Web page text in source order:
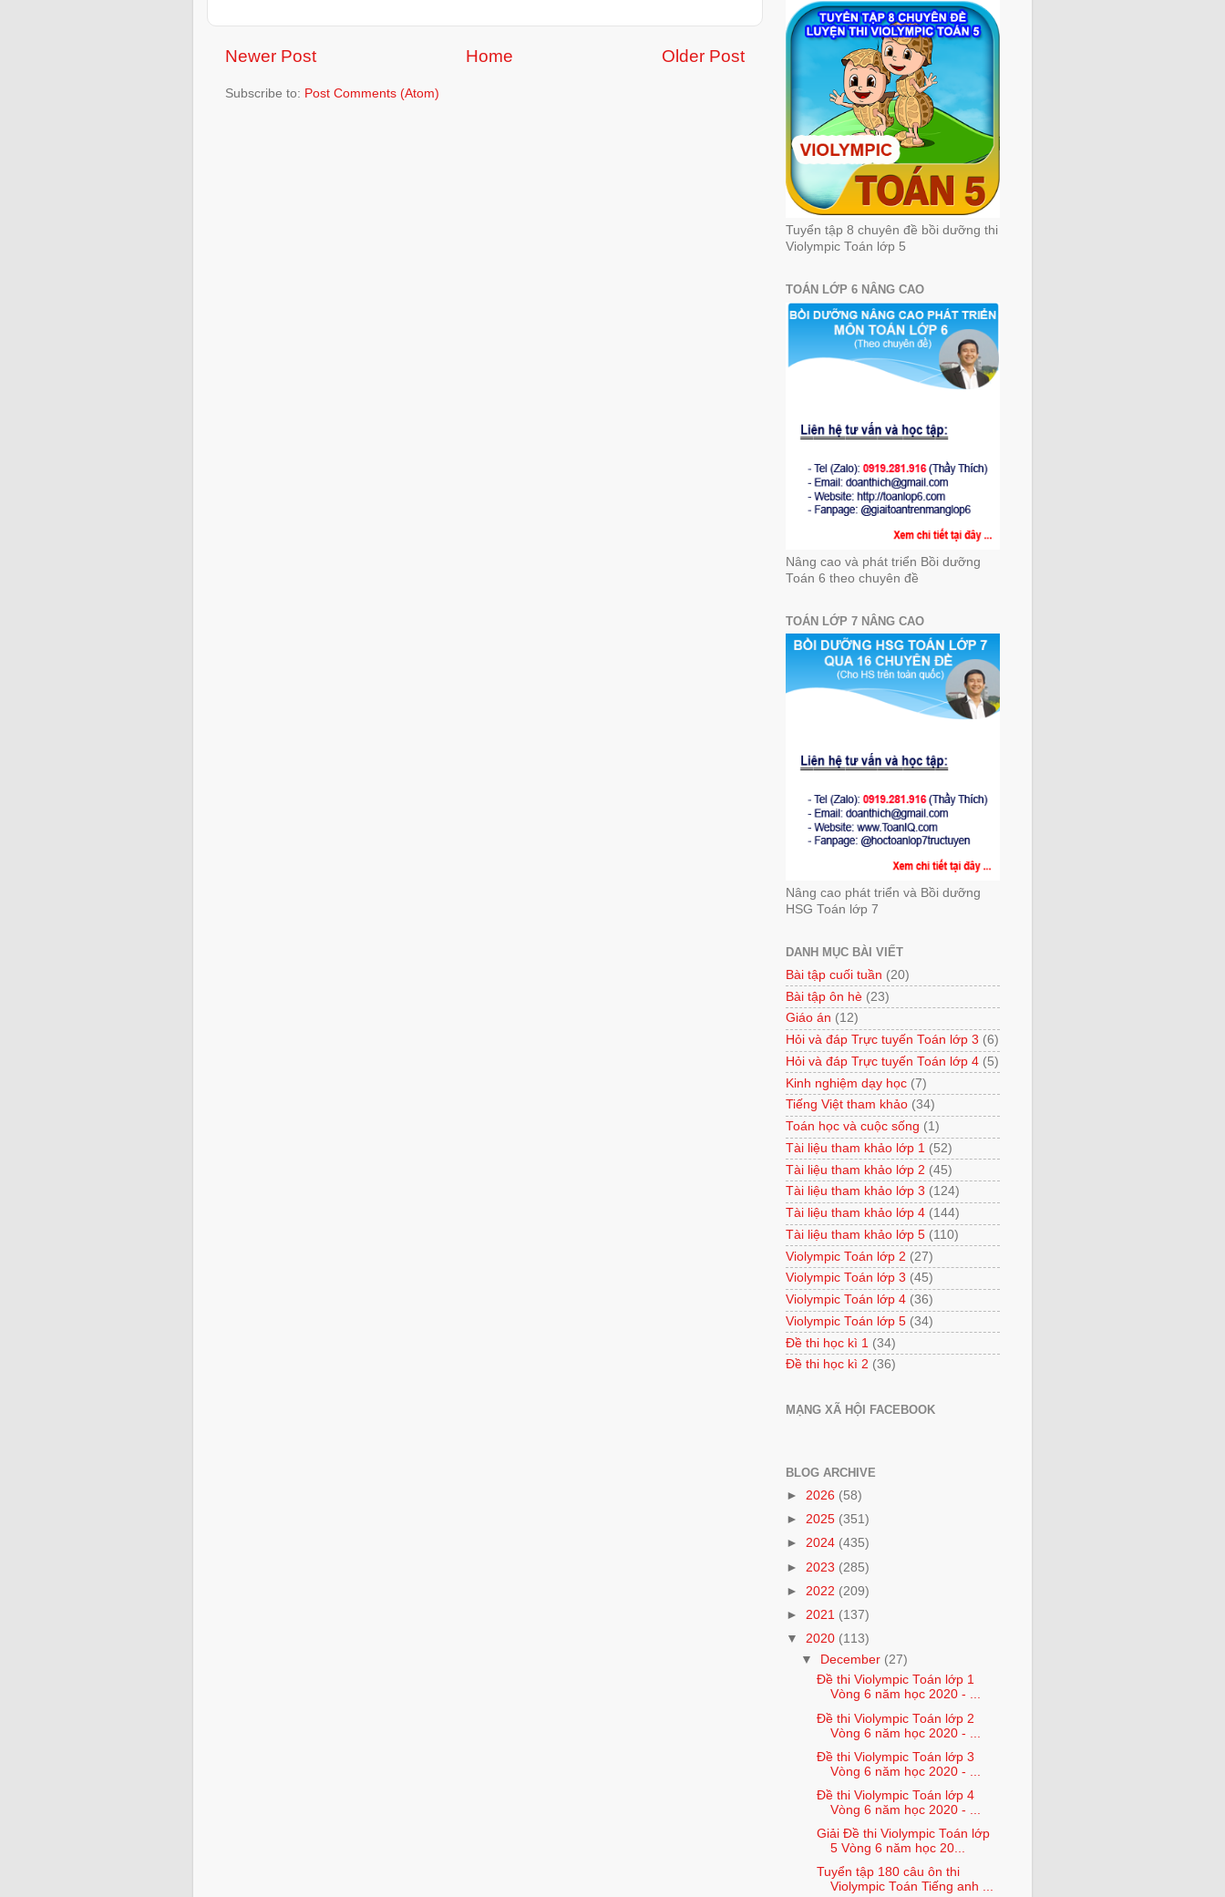
Newer Post Older Post
Home
Subscribe to: Post Comments (Atom)
Tuyển tập 8 chuyên đề bồi dưỡng thi
Violympic Toán lớp 5
TOÁN LỚP 6 NÂNG CAO
Nâng cao và phát triển Bồi dưỡng
Toán 6 theo chuyên đề
TOÁN LỚP 7 NÂNG CAO
Nâng cao phát triển và Bồi dưỡng
HSG Toán lớp 7
DANH MỤC BÀI VIẾT
Bài tập cuối tuần (20)
Bài tập ôn hè (23)
Giáo án (12)
Hỏi và đáp Trực tuyến Toán lớp 3 (6)
Hỏi và đáp Trực tuyến Toán lớp 4 (5)
Kinh nghiệm dạy học (7)
Tiếng Việt tham khảo (34)
Toán học và cuộc sống (1)
Tài liệu tham khảo lớp 1 (52)
Tài liệu tham khảo lớp 2 (45)
Tài liệu tham khảo lớp 3 (124)
Tài liệu tham khảo lớp 4 (144)
Tài liệu tham khảo lớp 5 (110)
Violympic Toán lớp 2 (27)
Violympic Toán lớp 3 (45)
Violympic Toán lớp 4 (36)
Violympic Toán lớp 5 (34)
Đề thi học kì 1 (34)
Đề thi học kì 2 (36)
MẠNG XÃ HỘI FACEBOOK
BLOG ARCHIVE
► 2026 (58)
► 2025 (351)
► 2024 (435)
► 2023 (285)
► 2022 (209)
► 2021 (137)
▼ 2020 (113)
▼ December (27)
Đề thi Violympic Toán lớp 1
Vòng 6 năm học 2020 - ...
Đề thi Violympic Toán lớp 2
Vòng 6 năm học 2020 - ...
Đề thi Violympic Toán lớp 3
Vòng 6 năm học 2020 - ...
Đề thi Violympic Toán lớp 4
Vòng 6 năm học 2020 - ...
Giải Đề thi Violympic Toán lớp
5 Vòng 6 năm học 20...
Tuyển tập 180 câu ôn thi
Violympic Toán Tiếng anh ...